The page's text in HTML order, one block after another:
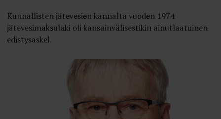
Kunnallisten jätevesien kannalta vuoden 1974
jätevesimaksulaki oli kansainvälisestikin ainutlaatuinen
edistysaskel.